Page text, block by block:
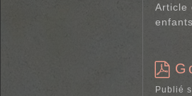
Article
p
Publié